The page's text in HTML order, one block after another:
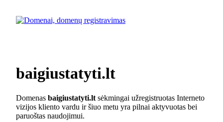
baigiustatyti.lt
Domenas baigiustatyti.lt sėkmingai užregistruotas Interneto
vizijos kliento vardu ir šiuo metu yra pilnai aktyvuotas bei
paruoštas naudojimui.